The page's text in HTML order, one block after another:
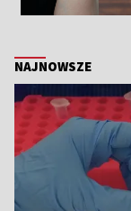
NAJNOWSZE